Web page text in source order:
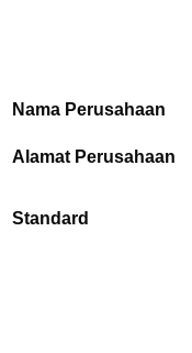
Nama Perusahaan
Alamat Perusahaan
Standard